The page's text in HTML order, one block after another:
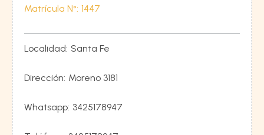
Matrícula N°: 1447
Localidad: Santa Fe
Dirección: Moreno 3181
Whatsapp: 3425178947